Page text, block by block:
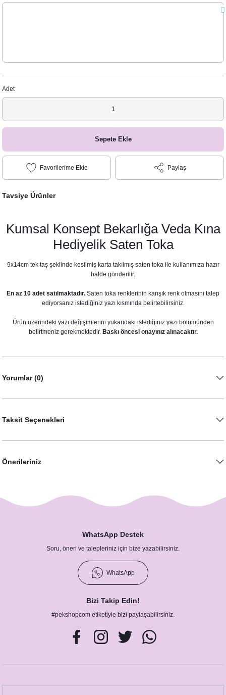
Adet
Sepete Ekle
Paylaş
Tavsiye Ürünler
Kumsal Konsept Hediye Kesesi
28,00 TL
Kumsal Konsept Bekarlığa Veda Kına
Hediyelik Saten Toka
9x14cm tek taş şeklinde kesilmiş karta takılmış saten toka ile kullanımıza hazır
halde gönderilir.
En az 10 adet satılmaktadır. Saten toka renklerinin karışık renk olmasını talep
ediyorsanız istediğiniz yazı kısmında belirtebilirsiniz.
Ürün üzerindeki yazı değişimlerini yukarıdaki istediğiniz yazı bölümünden
belirtmeniz gerekmektedir. Baskı öncesi onayınız alınacaktır.
Yorumlar (0)
Taksit Seçenekleri
Önerileriniz
WhatsApp Destek
Soru, öneri ve talepleriniz için bize yazabilirsiniz.
WhatsApp
Bizi Takip Edin!
#pekshopcom etiketiyle bizi paylaşabilirsiniz.